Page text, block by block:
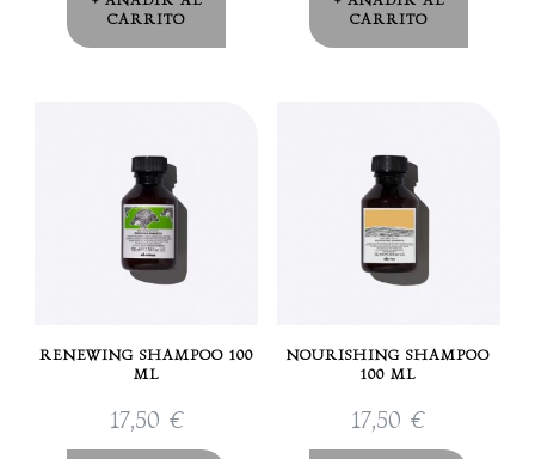
CARRITO
CARRITO
RENEWING SHAMPOO 100
ML
17,50 €
NOURISHING SHAMPOO
100 ML
17,50 €